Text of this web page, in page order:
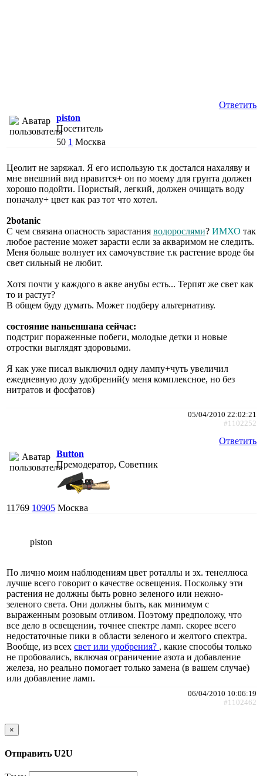
Ответить
piston
Посетитель
50 1 Москва
Цеолит не заряжал. Я его использую т.к достался нахаляву и
мне внешний вид нравится+ он по моему для грунта должен
хорошо подойти. Пористый, легкий, должен очищать воду
поначалу+ цвет как раз тот что хотел.
2botanic
С чем связана опасность зарастания водорослями? ИМХО так
любое растение может зарасти если за акваримом не следить.
Меня больше волнует их самочувствие т.к растение вроде бы
свет сильный не любит.
Хотя почти у каждого в акве анубы есть... Терпят же свет как
то и растут?
В общем буду думать. Может подберу альтернативу.
состояние наньеншана сейчас:
подстриг пораженные побеги, молодые детки и новые
отростки выглядят здоровыми.
Я как уже писал выключил одну лампу+чуть увеличил
ежедневную дозу удобрений(у меня комплексное, но без
нитратов и фосфатов)
05/04/2010 22:02:21
#1102252
Ответить
Button
Премодератор, Советник
11769 10905 Москва
piston
По лично моим наблюдениям цвет роталлы и эх. тенеллюса
лучше всего говорит о качестве освещения. Поскольку эти
растения не должны быть ровно зеленого или нежно-
зеленого света. Они должны быть, как минимум с
выраженным розовым отливом. Поэтому предположу, что
все дело в освещении, точнее спектре ламп. скорее всего
недостаточные пики в области зеленого и желтого спектра.
Вообще, из всех свет или удобрения? , какие способы только
не пробовались, включая ограничение азота и добавление
железа, но реально помогает только замена (в вашем случае)
или добавление ламп.
06/04/2010 10:06:19
#1102462
×
Отправить U2U